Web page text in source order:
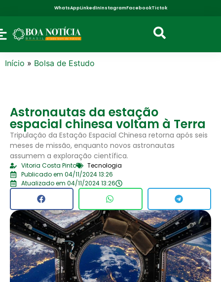
WhatsAppLinkedInInstagramFacebookTictok
Início » Bolsa de Estudo
Astronautas da estação
espacial chinesa voltam à Terra
Tripulação da Estação Espacial Chinesa retorna após seis
meses de missão, enquanto novos astronautas
assumem a exploração científica.
Vitoria Costa Pinto
Tecnologia
Publicado em 04/11/2024 13:26
Atualizado em 04/11/2024 13:26